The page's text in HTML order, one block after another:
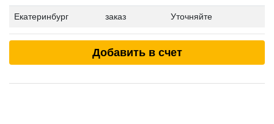
Екатеринбург заказ Уточняйте
Добавить в счет